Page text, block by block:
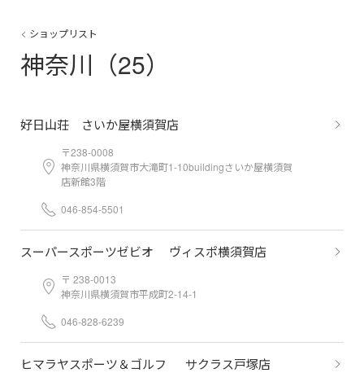
ショップリスト
神奈川（25）
好日山荘 さいか屋横須賀店
〒238-0008
神奈川県横須賀市大滝町1-10buildingさいか屋横須賀
店新館3階
046-854-5501
スーパースポーツゼビオ ヴィスポ横須賀店
〒 238-0013
神奈川県横須賀市平成町2-14-1
046-828-6239
ヒマラヤスポーツ＆ゴルフ サクラス戸塚店